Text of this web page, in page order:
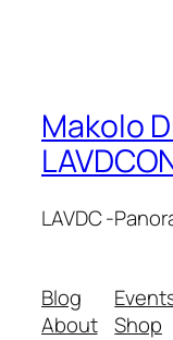
Makolo
LAVDC -
Blog
About
Shop